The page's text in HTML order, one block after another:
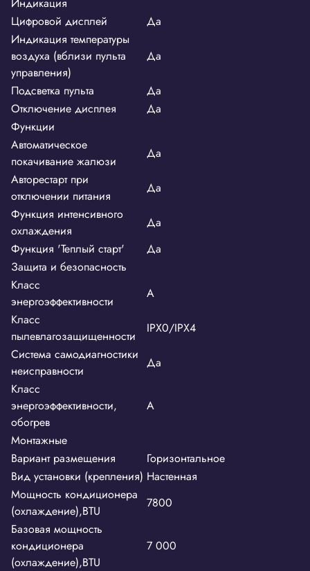
Цифровой дисплей
Да
Индикация температуры
воздуха (вблизи пульта
управления)
Да
Подсветка пульта
Да
Отключение дисплея
Да
Функции
Автоматическое
покачивание жалюзи
Да
Авторестарт при
отключении питания
Да
Функция интенсивного
охлаждения
Да
Функция 'Теплый старт'
Да
Защита и безопасность
Класс
энергоэффективности
A
Класс
пылевлагозащищенности
IPX0/IPX4
Система самодиагностики
неисправности
Да
Класс
энергоэффективности,
обогрев
A
Монтажные
Вариант размещения
Горизонтальное
Вид установки (крепления) Настенная
Мощность кондиционера
(охлаждение),BTU
7800
Базовая мощность
кондиционера
(охлаждение),BTU
7 000